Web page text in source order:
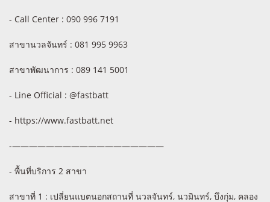
- Call Center : 090 996 7191
สาขานวลจันทร์ : 081 995 9963
สาขาพัฒนาการ : 089 141 5001
- Line Official : @fastbatt
- https://www.fastbatt.net
-——————————————————
- พื้นที่บริการ 2 สาขา
สาขาที่ 1 : เปลี่ยนแบตนอกสถานที่ นวลจันทร์, นวมินทร์, บึงกุ่ม, คลอง